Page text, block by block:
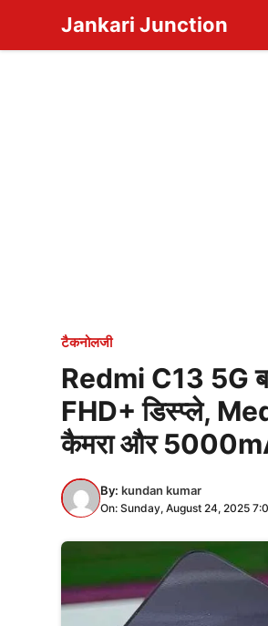
content
Jankari Junction
टैकनोलजी
Redmi C13 5G
FHD+ डिस्प्ले,
कैमरा और
By: kundan kumar
On: Sunday, August 24, 2025